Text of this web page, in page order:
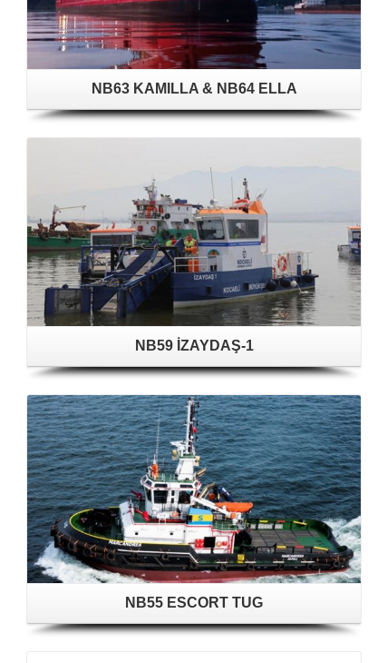
NB63 KAMILLA & NB64 ELLA
NB59 İZAYDAŞ-1
NB55 ESCORT TUG